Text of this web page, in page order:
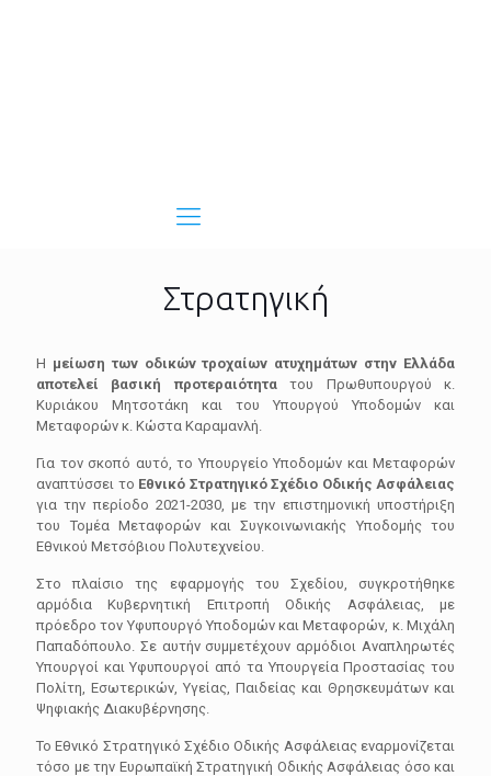
Στρατηγική
Η μείωση των οδικών τροχαίων ατυχημάτων στην Ελλάδα
αποτελεί βασική προτεραιότητατου Πρωθυπουργού κ.
Κυριάκου Μητσοτάκη και του Υπουργού Υποδομών και
Μεταφορών κ. Κώστα Καραμανλή.
Για τον σκοπό αυτό, το Υπουργείο Υποδομών και Μεταφορών
αναπτύσσει το Εθνικό Στρατηγικό Σχέδιο Οδικής Ασφάλειας
για την περίοδο 2021-2030, με την επιστημονική υποστήριξη
του Τομέα Μεταφορών και Συγκοινωνιακής Υποδομής του
Εθνικού Μετσόβιου Πολυτεχνείου.
Στο πλαίσιο της εφαρμογής του Σχεδίου, συγκροτήθηκε
αρμόδια Κυβερνητική Επιτροπή Οδικής Ασφάλειας, με
πρόεδρο τον Υφυπουργό Υποδομών και Μεταφορών, κ. Μιχάλη
Παπαδόπουλο. Σε αυτήν συμμετέχουν αρμόδιοι Αναπληρωτές
Υπουργοί και Υφυπουργοί από τα Υπουργεία Προστασίας του
Πολίτη, Εσωτερικών, Υγείας, Παιδείας και Θρησκευμάτων και
Ψηφιακής Διακυβέρνησης.
Το Εθνικό Στρατηγικό Σχέδιο Οδικής Ασφάλειας εναρμονίζεται
τόσο με την Ευρωπαϊκή Στρατηγική Οδικής Ασφάλειας όσο και